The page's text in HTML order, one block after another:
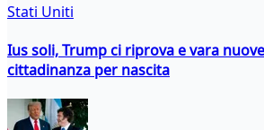
Stati Uniti
Ius soli, Trump ci riprova e vara
cittadinanza per nascita